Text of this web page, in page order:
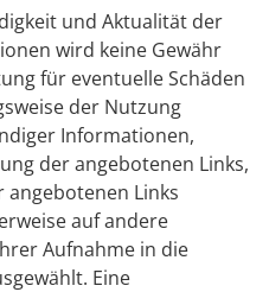
und Aktualität der
wird keine Gewähr
für eventuelle Schäden
der Nutzung
Informationen,
der angebotenen Links,
angebotenen Links
auf andere
Aufnahme in die
Eine